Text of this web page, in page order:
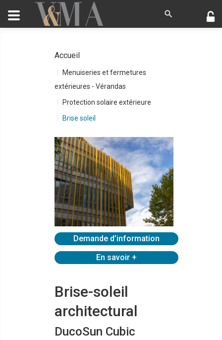
Accueil
Menuiseries et fermetures
extérieures - Vérandas
Protection solaire extérieure
Brise soleil
Demande d’information
En savoir +
Brise-soleil
architectural
DucoSun Cubic